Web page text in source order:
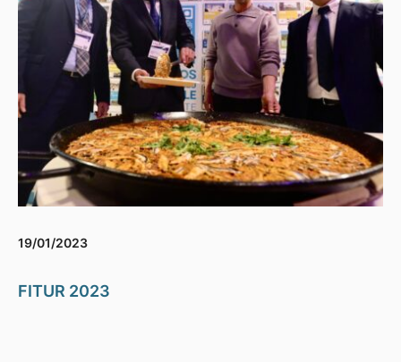
19/01/2023
FITUR 2023